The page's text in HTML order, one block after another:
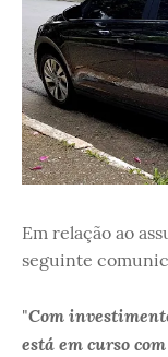
Em relação ao
seguinte
"Com
está em curso